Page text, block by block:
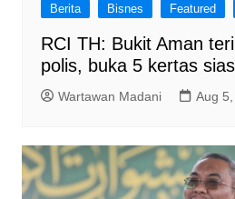
Berita Bisnes Featured
RCI TH: Bukit Aman
polis, buka 5 kertas
Wartawan Madani Aug